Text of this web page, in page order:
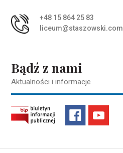
+48 15 864 25 83
liceum@staszowski.com
Bądź z nami
Aktualności i informacje